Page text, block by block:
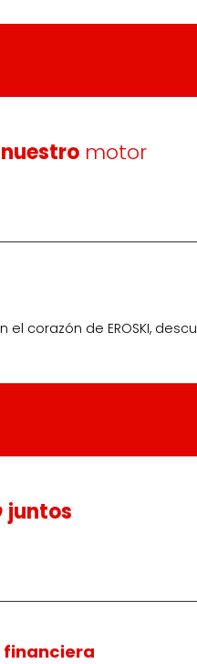
nuestro motor
el corazón de EROSKI,
juntos
menos contaminantes,
favorecer una luz y
sus puertas al
la regidora delegada de
alcanza los 183